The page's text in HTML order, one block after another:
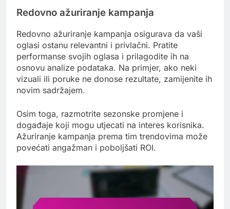
Redovno ažuriranje kampanja
Redovno ažuriranje kampanja osigurava da vaši
oglasi ostanu relevantni i privlačni. Pratite
performanse svojih oglasa i prilagodite ih na
osnovu analize podataka. Na primjer, ako neki
vizuali ili poruke ne donose rezultate, zamijenite ih
novim sadržajem.
Osim toga, razmotrite sezonske promjene i
događaje koji mogu utjecati na interes korisnika.
Ažuriranje kampanja prema tim trendovima može
povećati angažman i poboljšati ROI.